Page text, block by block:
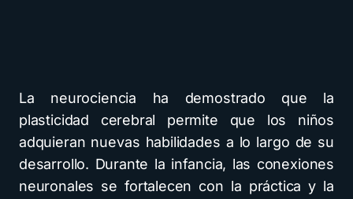
La neurociencia ha demostrado que la
plasticidad cerebral permite que los niños
adquieran nuevas habilidades a lo largo de su
desarrollo. Durante la infancia, las conexiones
neuronales se fortalecen con la práctica y la